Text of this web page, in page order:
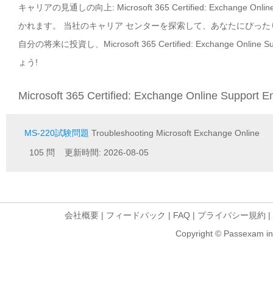
キャリアの見通しの向上: Microsoft 365 Certified: Exchange
かれます。 当社のキャリア センターを探索して、あなたにぴっ
自分の将来に投資し、Microsoft 365 Certified: Exchange Online
ょう!
Microsoft 365 Certified: Exchange Online Support
MS-220試験問題 Troubleshooting Microsoft Exchange Online
105 問 更新時間: 2026-08-05
会社概要 | フィードバック | FAQ | プライバシー規約 |
Copyright © Passexam